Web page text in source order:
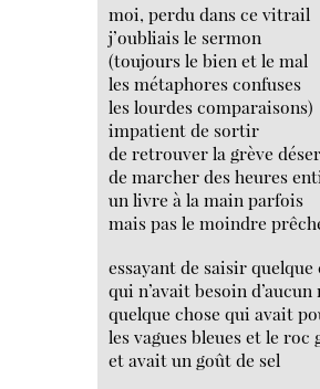
moi, perdu dans ce vitrail
j’oubliais le sermon
(toujours le bien et le mal
les métaphores confuses
les lourdes comparaisons)
impatient de sortir
de retrouver la grève
de marcher des heures
un livre à la main parfois
mais pas le moindre
essayant de saisir quelque
qui n’avait besoin d’aucun
quelque chose qui avait
les vagues bleues et le roc
et avait un goût de sel